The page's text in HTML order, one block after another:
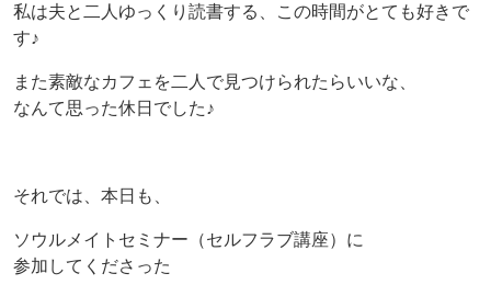
私は夫と二人ゆっくり読書する、この時間がとても好きで
す♪
また素敵なカフェを二人で見つけられたらいいな、
なんて思った休日でした♪
それでは、本日も、
ソウルメイトセミナー（セルフラブ講座）に
参加してくださった